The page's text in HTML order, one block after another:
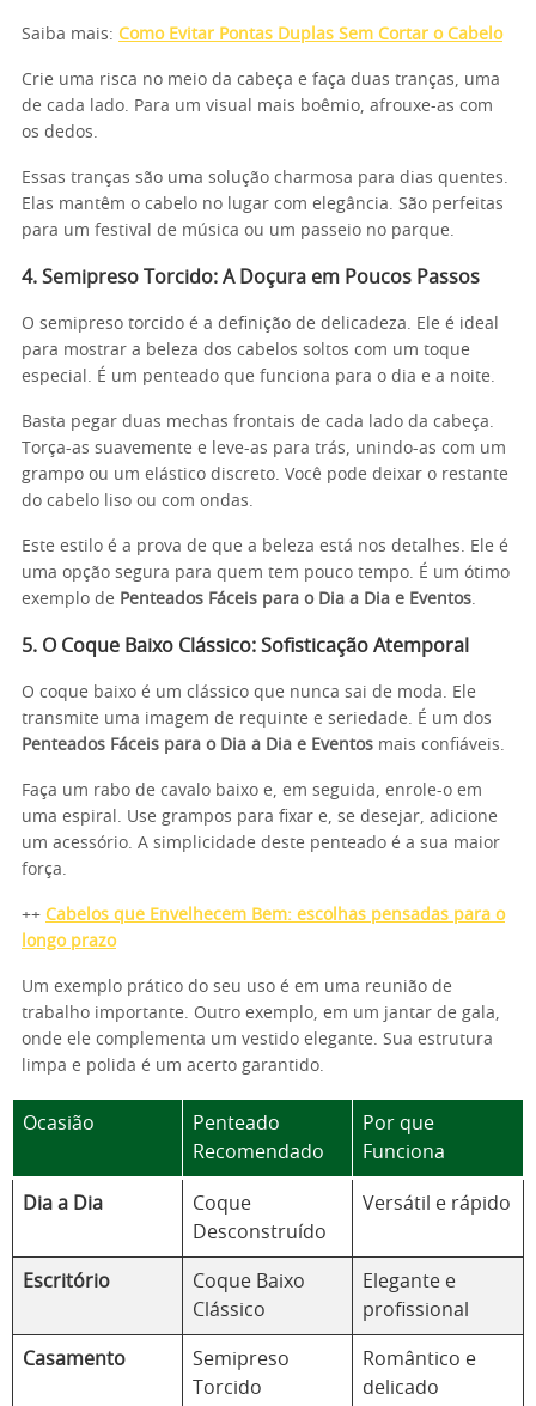
Saiba mais: Como Evitar Pontas Duplas Sem Cortar o Cabelo
Crie uma risca no meio da cabeça e faça duas tranças, uma
de cada lado. Para um visual mais boêmio, afrouxe-as com
os dedos.
Essas tranças são uma solução charmosa para dias quentes.
Elas mantêm o cabelo no lugar com elegância. São perfeitas
para um festival de música ou um passeio no parque.
4. Semipreso Torcido: A Doçura em Poucos Passos
O semipreso torcido é a definição de delicadeza. Ele é ideal
para mostrar a beleza dos cabelos soltos com um toque
especial. É um penteado que funciona para o dia e a noite.
Basta pegar duas mechas frontais de cada lado da cabeça.
Torça-as suavemente e leve-as para trás, unindo-as com um
grampo ou um elástico discreto. Você pode deixar o restante
do cabelo liso ou com ondas.
Este estilo é a prova de que a beleza está nos detalhes. Ele é
uma opção segura para quem tem pouco tempo. É um ótimo
exemplo de Penteados Fáceis para o Dia a Dia e Eventos.
5. O Coque Baixo Clássico: Sofisticação Atemporal
O coque baixo é um clássico que nunca sai de moda. Ele
transmite uma imagem de requinte e seriedade. É um dos
Penteados Fáceis para o Dia a Dia e Eventos mais confiáveis.
Faça um rabo de cavalo baixo e, em seguida, enrole-o em
uma espiral. Use grampos para fixar e, se desejar, adicione
um acessório. A simplicidade deste penteado é a sua maior
força.
++ Cabelos que Envelhecem Bem: escolhas pensadas para o
longo prazo
Um exemplo prático do seu uso é em uma reunião de
trabalho importante. Outro exemplo, em um jantar de gala,
onde ele complementa um vestido elegante. Sua estrutura
limpa e polida é um acerto garantido.
Ocasião
Penteado
Recomendado
Por que
Funciona
Dia a Dia
Coque
Desconstruído
Versátil e rápido
Escritório
Coque Baixo
Clássico
Elegante e
profissional
Casamento
Semipreso
Torcido
Romântico e
delicado